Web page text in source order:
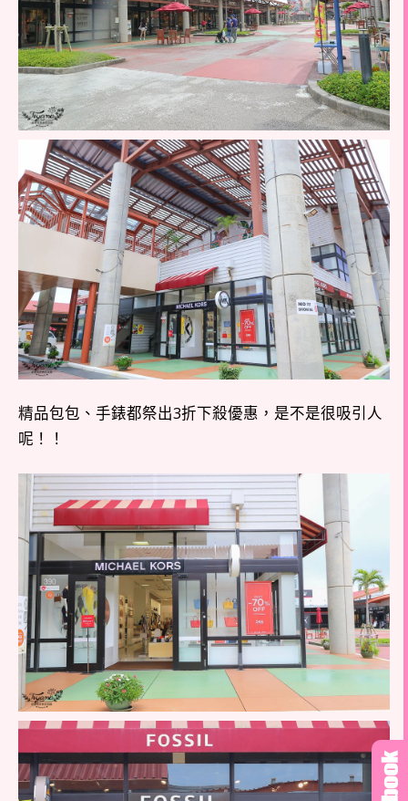
精品包包、手錶都祭出3折下殺優惠，是不是很吸引人
呢！！